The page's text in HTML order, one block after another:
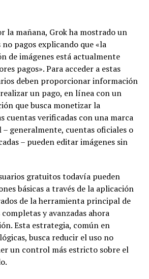
la mañana, Grok ha mostrado un
no pagos explicando que «la
de imágenes está actualmente
pagos». Para acceder a estas
deben proporcionar información
un pago, en línea con un
que busca monetizar la
cuentas verificadas con una marca
– generalmente, cuentas oficiales o
– pueden editar imágenes sin
gratuitos todavía pueden
básicas a través de la aplicación
de la herramienta principal de
y avanzadas ahora
Esta estrategia, común en
busca reducir el uso no
un control más estricto sobre el